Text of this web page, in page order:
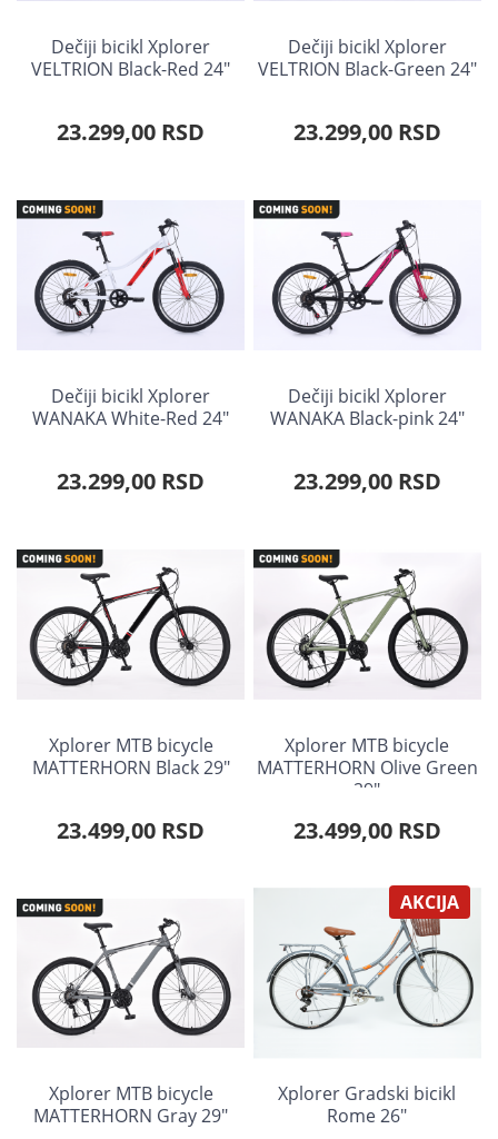
Dečiji bicikl Xplorer
VELTRION Black-Red 24"
23.299,00 RSD
Dečiji bicikl Xplorer
VELTRION Black-Green 24"
23.299,00 RSD
Dečiji bicikl Xplorer
WANAKA White-Red 24"
23.299,00 RSD
Dečiji bicikl Xplorer
WANAKA Black-pink 24"
23.299,00 RSD
Xplorer MTB bicycle
MATTERHORN Black 29"
23.499,00 RSD
Xplorer MTB bicycle
MATTERHORN Olive Green
29"
23.499,00 RSD
Xplorer MTB bicycle
MATTERHORN Gray 29"
Xplorer Gradski bicikl
Rome 26"
AKCIJA